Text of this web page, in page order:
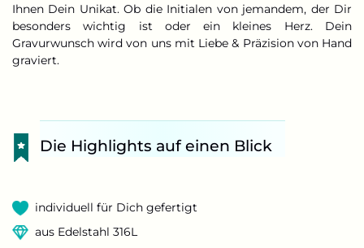
Ihnen Dein Unikat. Ob die Initialen von jemandem, der Dir
besonders wichtig ist oder ein kleines Herz. Dein
Gravurwunsch wird von uns mit Liebe & Präzision von Hand
graviert.
Die Highlights auf einen Blick
individuell für Dich gefertigt
aus Edelstahl 316L